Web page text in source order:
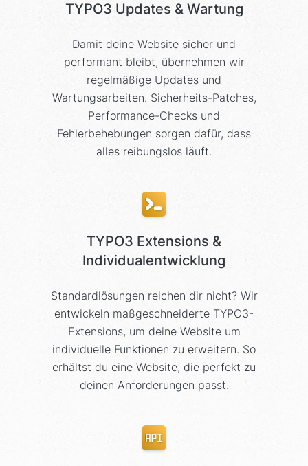
TYPO3 Updates & Wartung
Damit deine Website sicher und
performant bleibt, übernehmen wir
regelmäßige Updates und
Wartungsarbeiten. Sicherheits-Patches,
Performance-Checks und
Fehlerbehebungen sorgen dafür, dass
alles reibungslos läuft.
TYPO3 Extensions &
Individualentwicklung
Standardlösungen reichen dir nicht? Wir
entwickeln maßgeschneiderte TYPO3-
Extensions, um deine Website um
individuelle Funktionen zu erweitern. So
erhältst du eine Website, die perfekt zu
deinen Anforderungen passt.